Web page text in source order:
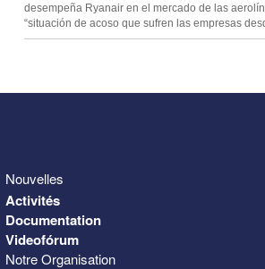
desempeña Ryanair en el mercado de las
“situación de acoso que sufren las empresas
Nouvelles
Activités
Documentation
Videofórum
Notre Organisation